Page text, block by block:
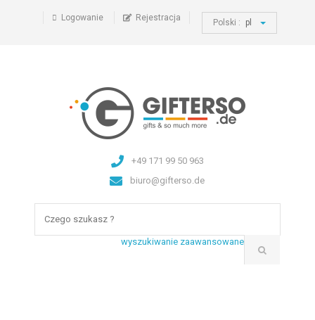
Logowanie Rejestracja Polski : pl
+49 171 99 50 963
biuro@gifterso.de
wyszukiwanie zaawansowane